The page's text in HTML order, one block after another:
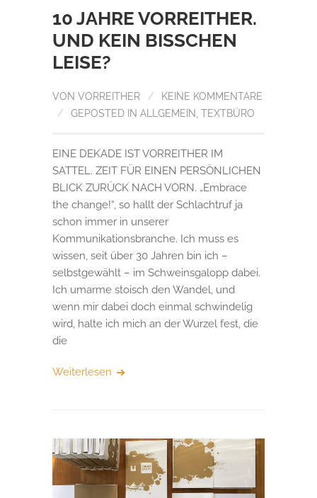
10 JAHRE VORREITHER.
UND KEIN BISSCHEN
LEISE?
VON VORREITHER /
KEINE KOMMENTARE
/
GEPOSTED IN ALLGEMEIN TEXTBÜRO
EINE DEKADE IST VORREITHER IM
SATTEL. ZEIT FÜR EINEN PERSÖNLICHEN
BLICK ZURÜCK NACH VORN. „Embrace
the change!“, so hallt der Schlachtruf ja
schon immer in unserer
Kommunikationsbranche. Ich muss es
wissen, seit über 30 Jahren bin ich –
selbstgewählt – im Schweinsgalopp dabei.
Ich umarme stoisch den Wandel, und
wenn mir dabei doch einmal schwindelig
wird, halte ich mich an der Wurzel fest, die
die
Weiterlesen